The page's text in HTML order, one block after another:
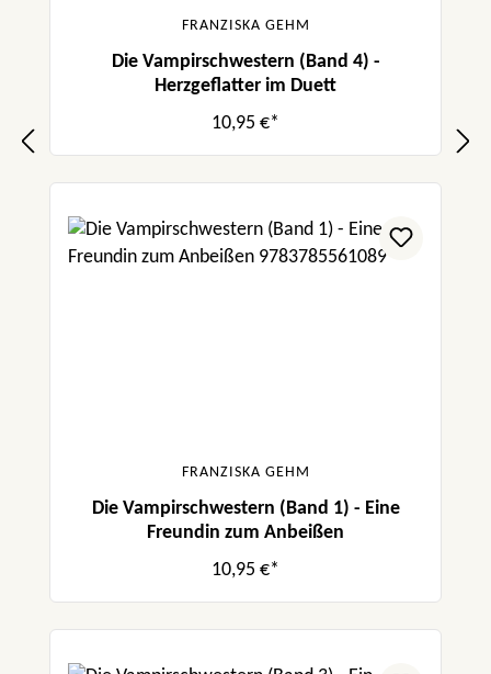
FRANZISKA GEHM
Die Vampirschwestern (Band 4) -
Herzgeflatter im Duett
10,95 €*
FRANZISKA GEHM
Die Vampirschwestern (Band 1) - Eine
Freundin zum Anbeißen
10,95 €*